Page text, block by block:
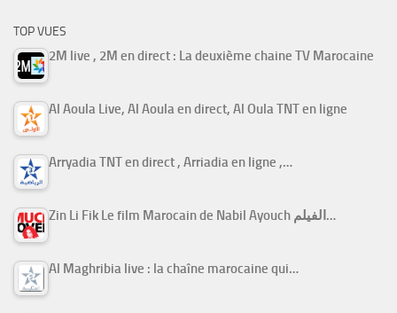
TOP VUES
2M live , 2M en direct : La deuxième chaine TV Marocaine
Al Aoula Live, Al Aoula en direct, Al Oula TNT en ligne
Arryadia TNT en direct , Arriadia en ligne ,…
Zin Li Fik Le film Marocain de Nabil Ayouch الفيلم…
Al Maghribia live : la chaîne marocaine qui…